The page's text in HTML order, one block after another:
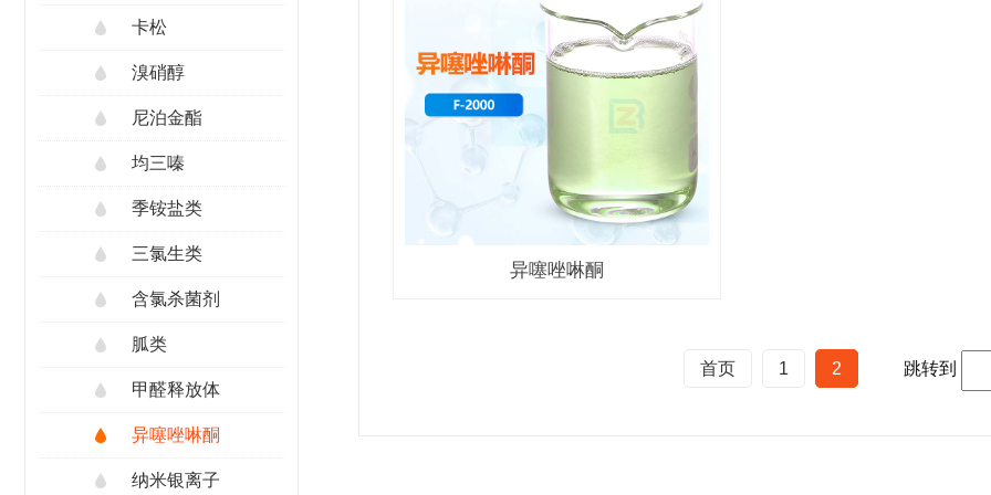
卡松
溴硝醇
尼泊金酯
均三嗪
季铵盐类
三氯生类
含氯杀菌剂
胍类
甲醛释放体
异噻唑啉酮
纳米银离子
异噻唑啉酮
首页 1 2 跳转到